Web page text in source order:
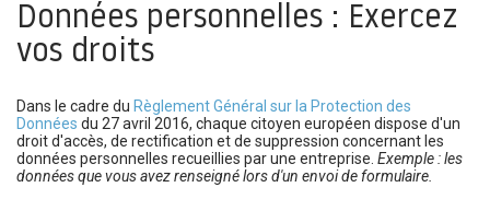
Données personnelles : Exercez
vos droits
Dans le cadre du Règlement Général sur la Protection des
Données du 27 avril 2016, chaque citoyen européen dispose d'un
droit d'accès, de rectification et de suppression concernant les
données personnelles recueillies par une entreprise. Exemple : les
données que vous avez renseigné lors d'un envoi de formulaire.